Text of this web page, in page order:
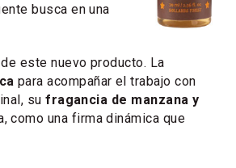
busca en una
este nuevo producto. La
para acompañar el trabajo con
sufragancia de manzana y
como una firma dinámica que